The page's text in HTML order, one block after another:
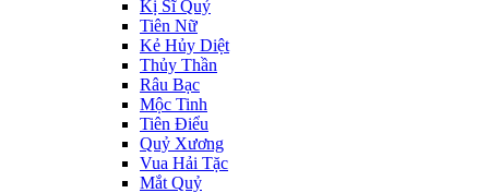
Kị Sĩ Quỷ
Tiên Nữ
Kẻ Hủy Diệt
Thủy Thần
Râu Bạc
Mộc Tinh
Tiên Điểu
Quỷ Xương
Vua Hải Tặc
Mắt Quỷ